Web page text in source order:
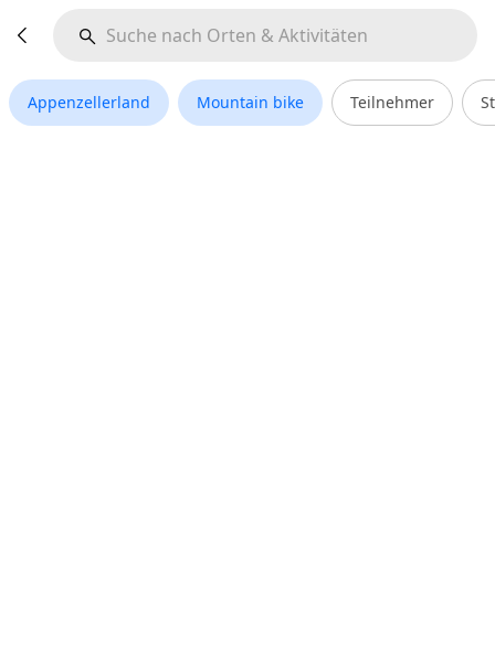
Appenzellerland Mountain bike Teilnehmer